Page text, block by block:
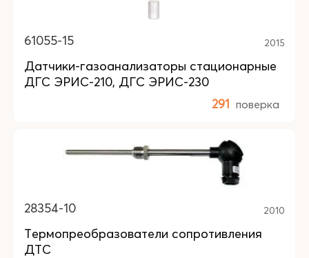
61055-15 2015
Датчики-газоанализаторы стационарные
ДГС ЭРИС-210, ДГС ЭРИС-230
291 поверка
28354-10 2010
Термопреобразователи сопротивления
ДТС